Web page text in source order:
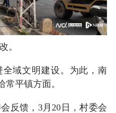
。
全域文明建设。为此，南
平镇方面。
反馈，3月20日，村委会